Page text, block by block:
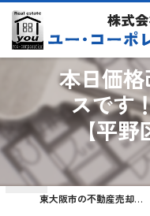
本日価
スです
【平野
東大阪市の不動産売却なら株式会社ユー・コーポレーション